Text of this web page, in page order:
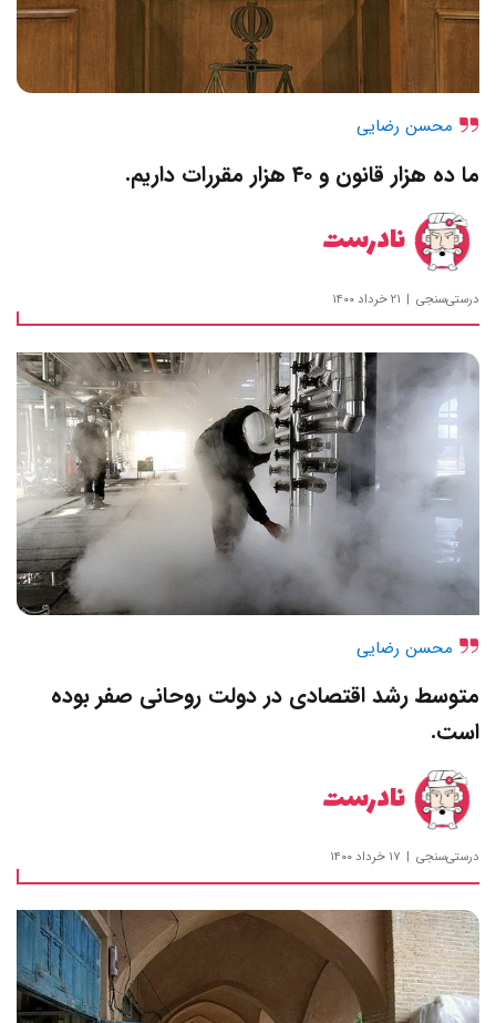
محسن رضایی
ما ده هزار قانون و ۴۰ هزار مقررات داریم.
نادرست
درستی‌سنجی ۲۱ خرداد ۱۴۰۰
محسن رضایی
متوسط رشد اقتصادی در دولت روحانی صفر بوده
است.
نادرست
درستی‌سنجی ۱۷ خرداد ۱۴۰۰